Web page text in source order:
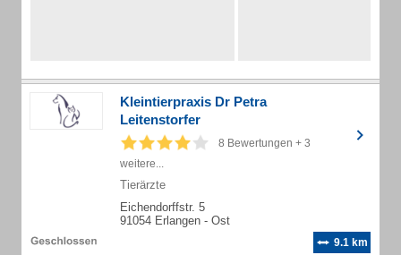
Kleintierpraxis Dr Petra
Leitenstorfer
8 Bewertungen + 3
weitere...
Tierärzte
Eichendorffstr. 5
91054 Erlangen - Ost
9.1 km